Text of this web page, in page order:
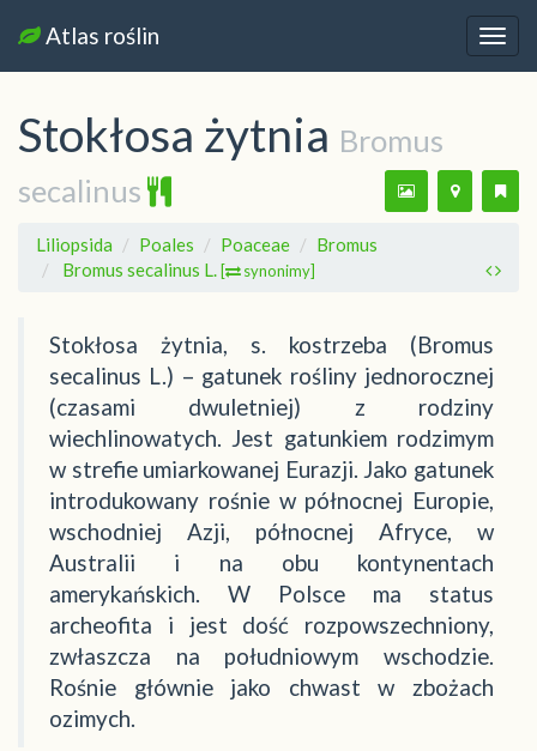
Atlas roślin
Stokłosa żytnia Bromus
secalinus
Liliopsida Poales Poaceae
Bromus
Bromus secalinus L. [ synonimy]
Stokłosa żytnia, s. kostrzeba (Bromus
secalinus L.) – gatunek rośliny jednorocznej
(czasami dwuletniej) z rodziny
wiechlinowatych. Jest gatunkiem rodzimym
w strefie umiarkowanej Eurazji. Jako gatunek
introdukowany rośnie w północnej Europie,
wschodniej Azji, północnej Afryce, w
Australii i na obu kontynentach
amerykańskich. W Polsce ma status
archeofita i jest dość rozpowszechniony,
zwłaszcza na południowym wschodzie.
Rośnie głównie jako chwast w zbożach
ozimych.